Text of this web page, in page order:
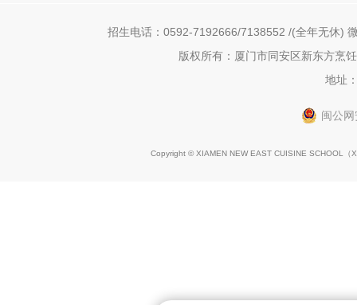
招生电话：0592-7192666/7138552 /(全年无休)
版权所有：厦门市同安区新东方烹
地址
闽公
Copyright © XIAMEN NEW EAST CUISINE SCHOOL（